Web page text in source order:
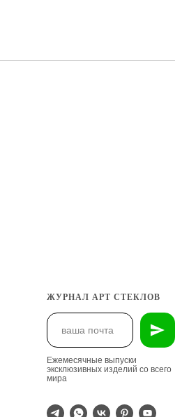
ЖУРНАЛ АРТ СТЕКЛОВ
Ежемесячные выпуски
эксклюзивных изделий со всего
мира